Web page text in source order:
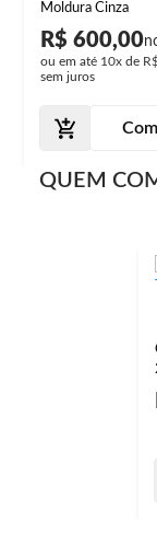
Moldura Cinza
R$ 600,00
ou em até 10x de
sem juros
QUEM